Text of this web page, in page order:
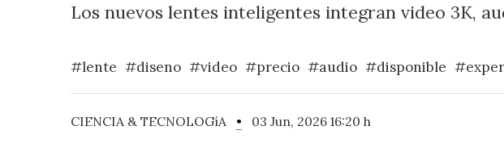
Los nuevos lentes inteligentes integran video 3K,
#lente #diseno #video #precio #audio #disponible
CIENCIA & TECNOLOGíA • 03 Jun, 2026 16:20 h